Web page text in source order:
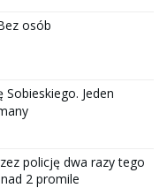
osób
Sobieskiego. Jeden
policję dwa razy tego
2 promile